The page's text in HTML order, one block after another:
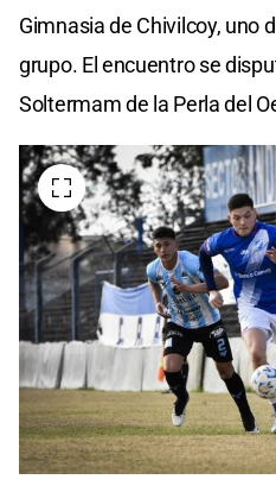
Gimnasia de Chivilcoy, uno
grupo. El encuentro se
Soltermam de la Perla del